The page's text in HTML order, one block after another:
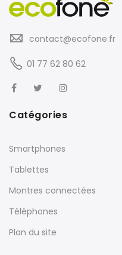
contact@ecofone.fr
01 77 62 80 62
Catégories
Smartphones
Tablettes
Montres connectées
Téléphones
Plan du site